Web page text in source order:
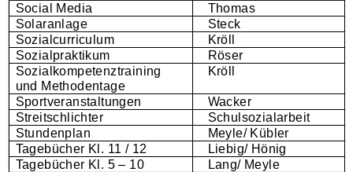
Social Media
Thomas
Solaranlage
Steck
Sozialcurriculum
Kröll
Sozialpraktikum
Röser
Sozialkompetenztraining
und Methodentage
Kröll
Sportveranstaltungen
Wacker
Streitschlichter
Schulsozialarbeit
Stundenplan
Meyle/ Kübler
Tagebücher Kl. 11 / 12
Liebig/ Hönig
Tagebücher Kl. 5 – 10
Lang/ Meyle